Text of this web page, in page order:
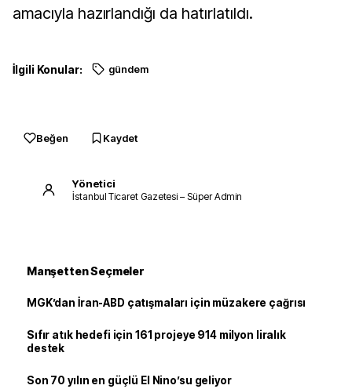
amacıyla hazırlandığı da hatırlatıldı.
İlgili Konular: gündem
Beğen Kaydet
Yönetici
İstanbul Ticaret Gazetesi – Süper Admin
Manşetten Seçmeler
MGK’dan İran-ABD çatışmaları için müzakere çağrısı
Sıfır atık hedefi için 161 projeye 914 milyon liralık
destek
Son 70 yılın en güçlü El Nino’su geliyor